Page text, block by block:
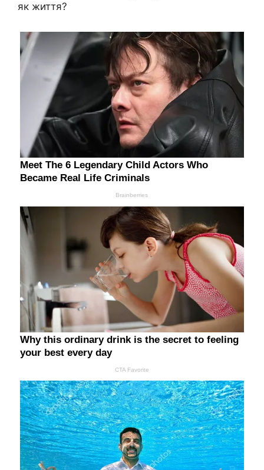
як життя?